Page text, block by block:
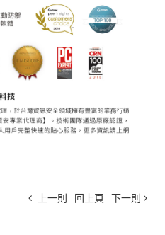
上一則 回上頁 下一則